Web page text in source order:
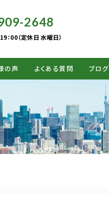
2648
：00（定休日 水曜日）
の声 よくある質問 ブログ